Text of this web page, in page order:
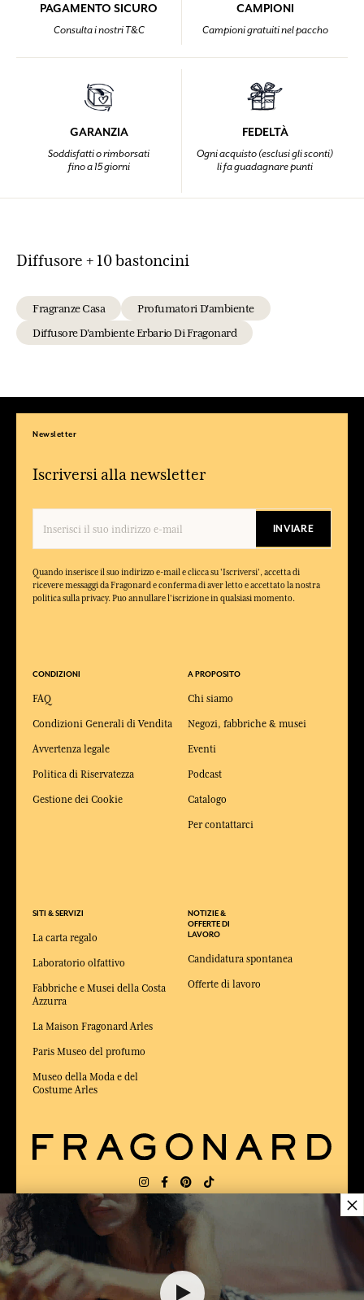
PAGAMENTO SICURO
Consulta i nostri T&C
CAMPIONI
Campioni gratuiti nel paccho
GARANZIA
Soddisfatti o rimborsati
fino a 15 giorni
FEDELTÀ
Ogni acquisto (esclusi gli sconti)
li fa guadagnare punti
Diffusore + 10 bastoncini
Fragranze Casa
Profumatori D'ambiente
Diffusore D'ambiente Erbario Di Fragonard
Newsletter
Iscriversi alla newsletter
INVIARE
Quando inserisce il suo indirizzo e-mail e clicca su 'Iscriversi', accetta di
ricevere messaggi da Fragonard e conferma di aver letto e accettato la nostra
politica sulla privacy. Puo annullare l'iscrizione in qualsiasi momento.
CONDIZIONI
FAQ
Condizioni Generali di Vendita
Avvertenza legale
Politica di Riservatezza
Gestione dei Cookie
SITI & SERVIZI
La carta regalo
Laboratorio olfattivo
Fabbriche e Musei della Costa
Azzurra
La Maison Fragonard Arles
Paris Museo del profumo
Museo della Moda e del
Costume Arles
A PROPOSITO
Chi siamo
Negozi, fabbriche & musei
Eventi
Podcast
Catalogo
Per contattarci
NOTIZIE &
OFFERTE DI
LAVORO
Candidatura spontanea
Offerte di lavoro
CONSEGNA: US
×